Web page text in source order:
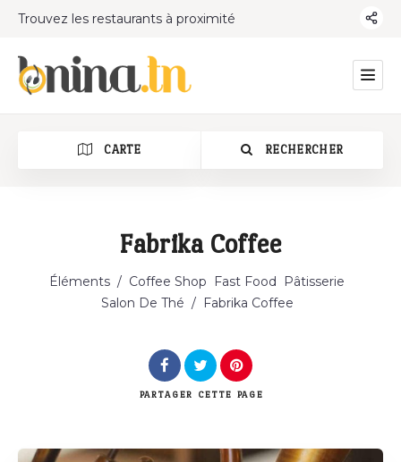
Trouvez les restaurants à proximité
CARTE RECHERCHER
Catégorie
Fabrika Coffee
Éléments / Coffee Shop Fast Food
Pâtisserie
Salon De Thé / Fabrika Coffee
PARTAGER CETTE PAGE